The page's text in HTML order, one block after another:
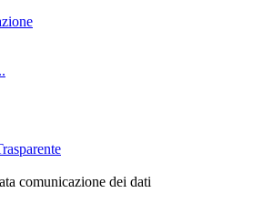
comunicazione dei dati